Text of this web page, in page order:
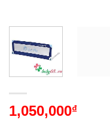
1,050,000₫